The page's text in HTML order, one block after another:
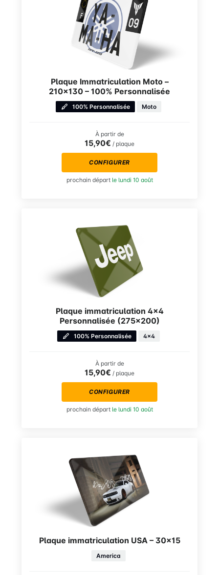
Plaque Immatriculation Moto –
210×130 – 100% Personnalisée
100% Personnalisée Moto
À partir de
15,90€ / plaque
CONFIGURER
prochain départ le lundi 10 août
Plaque immatriculation 4×4
Personnalisée (275×200)
100% Personnalisée 4x4
À partir de
15,90€ / plaque
CONFIGURER
prochain départ le lundi 10 août
Plaque immatriculation USA – 30×15
America